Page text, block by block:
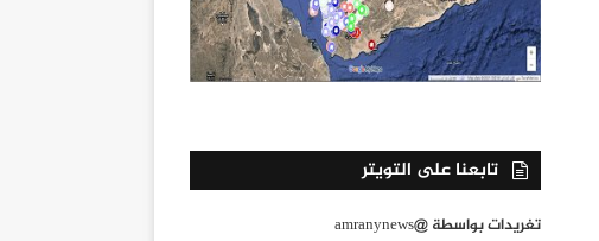
تابعنا على التويتر
تغريدات بواسطة @amranynews